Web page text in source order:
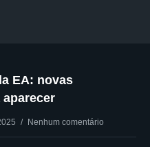
EA: novas
Nenhum comentário